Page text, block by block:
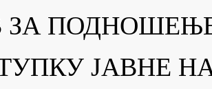
ЗА
ЈАВНЕ